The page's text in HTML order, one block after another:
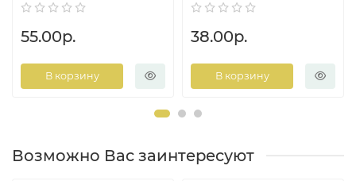
55.00р.
В корзину
38.00р.
В корзину
Возможно Вас заинтересуют